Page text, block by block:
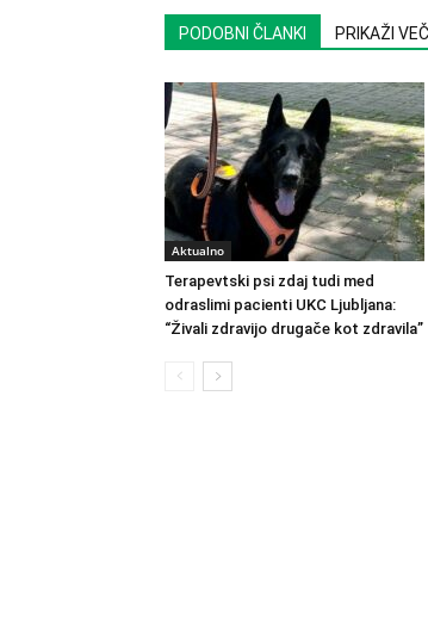
PODOBNI ČLANKI PRIKAŽI
Aktualno
Terapevtski psi zdaj tudi med
odraslimi pacienti UKC Ljubljana:
“Živali zdravijo drugače kot zdravila”